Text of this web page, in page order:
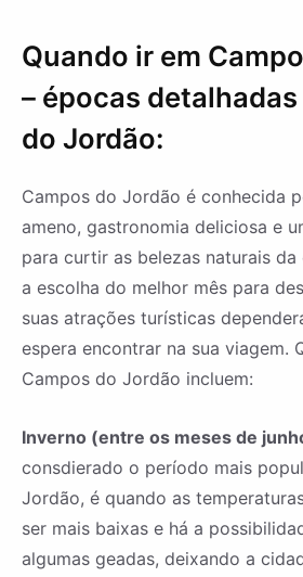
Quando ir em
– épocas
do Jordão:
Campos do Jordão é conhecida
ameno, gastronomia deliciosa e
para curtir as belezas naturais
a escolha do melhor mês para
suas atrações turísticas
espera encontrar na sua viagem.
Campos do Jordão incluem:
Inverno (entre os meses de
consdierado o período mais
Jordão, é quando as
ser mais baixas e há a
algumas geadas, deixando a